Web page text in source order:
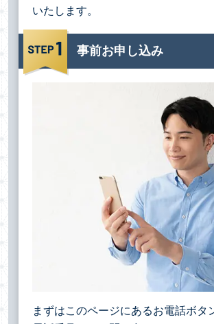
いたします。
事前お申し込み
まずはこのページにあるお電話ボタ